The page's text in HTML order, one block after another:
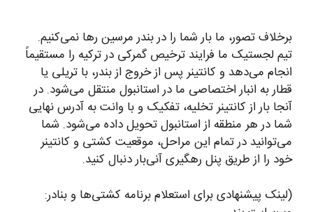
برخلاف تصور، ما بار شما را در بندر مرسین رها نمی‌کنیم.
تیم لجستیک ما فرایند ترخیص گمرکی در ترکیه را مستقیماً
انجام می‌دهد و کانتینر پس از خروج از بندر، با تریلی یا
قطار به انبار اختصاصی ما در استانبول منتقل می‌شود. در
آنجا بار از کانتینر تخلیه، تفکیک و با وانت به آدرس نهایی
شما در هر منطقه از استانبول تحویل داده می‌شود. شما
می‌توانید در تمام این مراحل، موقعیت کشتی و کانتینر
خود را از طریق پنل رهگیری آنی‌بار دنبال کنید.
(لینک پیشنهادی برای استعلام برنامه کشتی‌ها و بنادر: